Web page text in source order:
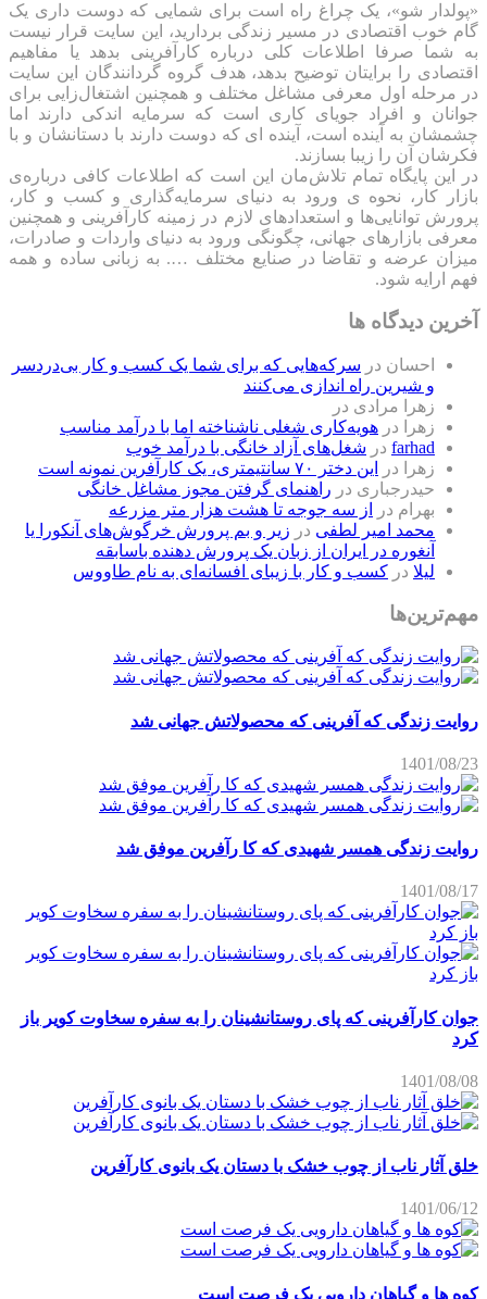
«پولدار شو»، یک چراغ راه است برای شمایی که دوست داری یک
گام خوب اقتصادی در مسیر زندگی بردارید، این سایت قرار نیست
به شما صرفا اطلاعات کلی درباره کارآفرینی بدهد یا مفاهیم
اقتصادی را برایتان توضیح بدهد، هدف گروه گردانندگان این سایت
در مرحله اول معرفی مشاغل مختلف و همچنین اشتغال‌زایی برای
جوانان و افراد جویای کاری است که سرمایه اندکی دارند اما
چشمشان به آینده است، آینده ای که دوست دارند با دستانشان و با
فکرشان آن را زیبا بسازند.
در این پایگاه تمام تلاش‌مان این است که ‌اطلاعات کافی درباره‌ی
بازار کار، نحوه ی ورود به دنیای سرمایه‌گذاری و کسب و کار،
پرورش توانایی‌ها و استعدادهای لازم در زمینه کارآفرینی و همچنین
معرفی بازارهای جهانی، چگونگی ورود به دنیای واردات و صادرات،
میزان عرضه و تقاضا در صنایع مختلف …. به زبانی ساده و همه
فهم ارایه شود.
آخرین دیدگاه ها
احسان در سرکه‌هایی که برای شما یک کسب و کار بی‌دردسر
و شیرین راه اندازی می‌کنند
زهرا مرادی در
زهرا
در هویه‌کاری شغلی ناشناخته اما با درآمد مناسب
farhad در شغل‌های آزاد خانگی با درآمد خوب
زهرا
در
این دختر ۷۰ سانتیمتری، یک کارآفرین نمونه است
حیدرجباری در راهنمای گرفتن مجوز مشاغل خانگی
بهرام در
از سه جوجه تا هشت هزار متر مزرعه
محمد امیر لطفی در زیر و بم پرورش خرگوش‌های آنکورا یا
آنغوره در ایران از زبان یک پرورش دهنده باسابقه
لیلا در کسب و کار با زیبای افسانه‌ای به نام طاووس
مهم‌ترین‌ها
روایت زندگی که آفرینی که محصولاتش جهانی شد
1401/08/23
روایت زندگی همسر شهیدی که کا رآفرین موفق شد
1401/08/17
جوان کارآفرینی که پای روستانشینان را به سفره سخاوت کویر باز
کرد
1401/08/08
خلق آثار ناب از چوب خشک با دستان یک بانوی کارآفرین
1401/06/12
کوه ها و گیاهان دارویی یک فرصت است